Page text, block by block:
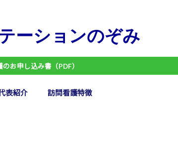
ーションのぞみ
お申し込み書（PDF）
表紹介 訪問看護特徴